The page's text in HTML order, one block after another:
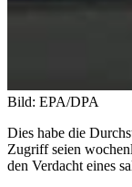
Bild: EPA/DPA
Dies habe die
Zugriff seien
den Verdacht eines